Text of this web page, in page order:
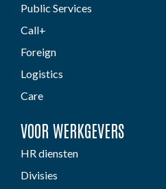
Public Services
Call+
Foreign
Logistics
Care
VOOR WERKGEVERS
HR diensten
Divisies